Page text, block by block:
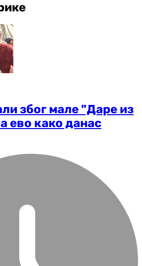
због мале "Даре из
ево како данас